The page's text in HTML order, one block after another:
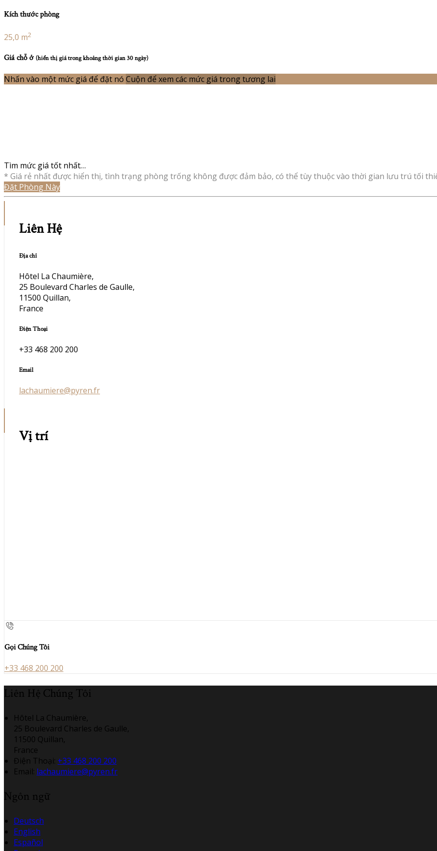
Kích thước phòng
25,0 m2
Giá chỗ ở (hiển thị giá trong khoảng thời gian 30 ngày)
Nhấn vào một mức giá để đặt nó Cuộn để xem các mức giá trong tương lai
Tìm mức giá tốt nhất…
* Giá rẻ nhất được hiển thị, tình trạng phòng trống không được đảm bảo, có thể tùy thuộc vào thời gian lưu trú tối
Đặt Phòng Này
Liên Hệ
Địa chỉ
Hôtel La Chaumière,
25 Boulevard Charles de Gaulle,
11500 Quillan,
France
Điện Thoại
+33 468 200 200
Email
lachaumiere@pyren.fr
Vị trí
Gọi Chúng Tôi
+33 468 200 200
Liên Hệ Chúng Tôi
Hôtel La Chaumière,
25 Boulevard Charles de Gaulle,
11500 Quillan,
France
Điện Thoại: +33 468 200 200
Email: lachaumiere@pyren.fr
Ngôn ngữ
Deutsch
English
Español